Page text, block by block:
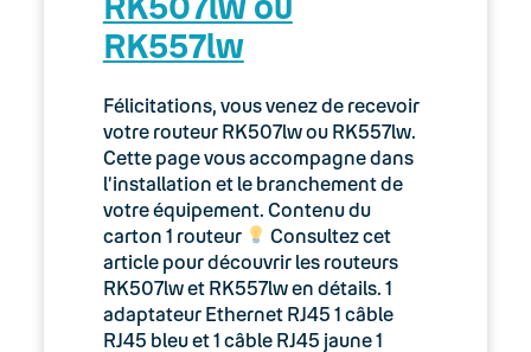
RK557lw
Félicitations, vous venez de recevoir
votre routeur RK507lw ou RK557lw.
Cette page vous accompagne dans
l’installation et le branchement de
votre équipement. Contenu du
carton 1 routeur
Consultez cet
article pour découvrir les routeurs
RK507lw et RK557lw en détails. 1
adaptateur Ethernet RJ45 1 câble
RJ45 bleu et 1 câble RJ45 jaune 1